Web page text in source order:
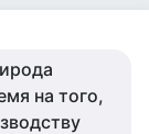
на того,